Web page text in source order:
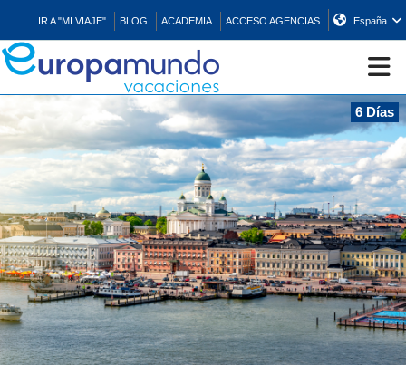
IR A "MI VIAJE" BLOG ACADEMIA ACCESO AGENCIAS España
CRUCEROS
EUROPA
ASIA
ORIENTE
PROMOCIONES
6 Días